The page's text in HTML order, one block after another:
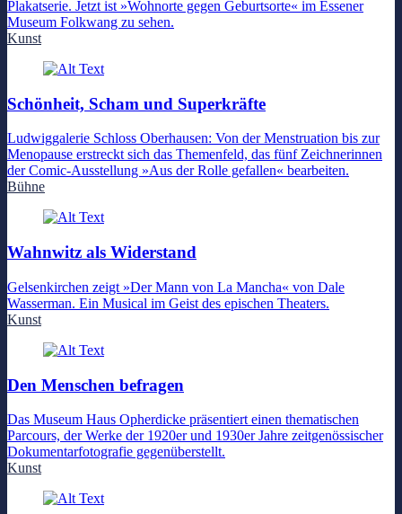
Plakatserie. Jetzt ist »Wohnorte gegen Geburtsorte« im Essener
Museum Folkwang zu sehen.
Kunst
Schönheit, Scham und Superkräfte
Ludwiggalerie Schloss Oberhausen: Von der Menstruation bis zur
Menopause erstreckt sich das Themenfeld, das fünf Zeichnerinnen
der Comic-Ausstellung »Aus der Rolle gefallen« bearbeiten.
Bühne
Wahnwitz als Widerstand
Gelsenkirchen zeigt »Der Mann von La Mancha« von Dale
Wasserman. Ein Musical im Geist des epischen Theaters.
Kunst
Den Menschen befragen
Das Museum Haus Opherdicke präsentiert einen thematischen
Parcours, der Werke der 1920er und 1930er Jahre zeitgenössischer
Dokumentarfotografie gegenüberstellt.
Kunst